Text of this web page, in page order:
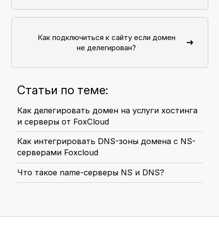
Как подключиться к сайту если домен
не делегирован?
Статьи по теме:
Как делегировать домен на услуги хостинга
и серверы от FoxCloud
Как интегрировать DNS-зоны домена с NS-
серверами Foxcloud
Что такое name-серверы NS и DNS?